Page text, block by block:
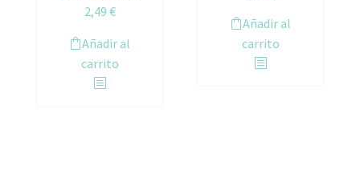
2,49 €
Añadir al
carrito
Añadir al
carrito